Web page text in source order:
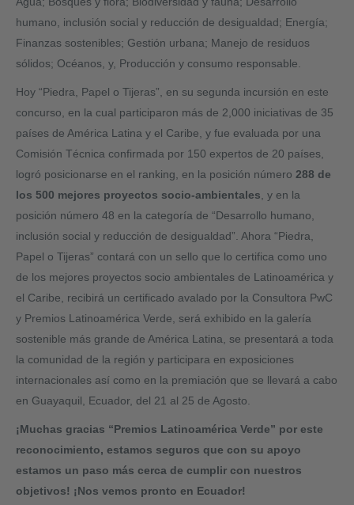
humano, inclusión social y reducción de desigualdad; Energía;
Finanzas sostenibles; Gestión urbana; Manejo de residuos
sólidos; Océanos, y, Producción y consumo responsable.
Hoy “Piedra, Papel o Tijeras”, en su segunda incursión en este
concurso, en la cual participaron más de 2,000 iniciativas de 35
países de América Latina y el Caribe, y fue evaluada por una
Comisión Técnica confirmada por 150 expertos de 20 países,
logró posicionarse en el ranking, en la posición número 288 de
los 500 mejores proyectos socio-ambientales , y en la
posición número 48 en la categoría de “Desarrollo humano,
inclusión social y reducción de desigualdad”. Ahora “Piedra,
Papel o Tijeras” contará con un sello que lo certifica como uno
de los mejores proyectos socio ambientales de Latinoamérica y
el Caribe, recibirá un certificado avalado por la Consultora PwC
y Premios Latinoamérica Verde, será exhibido en la galería
sostenible más grande de América Latina, se presentará a toda
la comunidad de la región y participara en exposiciones
internacionales así como en la premiación que se llevará a cabo
en Guayaquil, Ecuador, del 21 al 25 de Agosto.
¡Muchas gracias “Premios Latinoamérica Verde” por este
reconocimiento, estamos seguros que con su apoyo
estamos un paso más cerca de cumplir con nuestros
objetivos! ¡Nos vemos pronto en Ecuador!